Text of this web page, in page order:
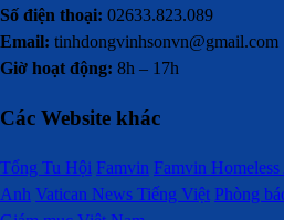
Số điện thoại: 02633.823.089
Email: tinhdongvinhsonvn@gmail.com
Giờ hoạt động: 8h – 17h
Các Website khác
Tổng Tu Hội Famvin Famvin
Anh Vatican News Tiếng Việt Phòng